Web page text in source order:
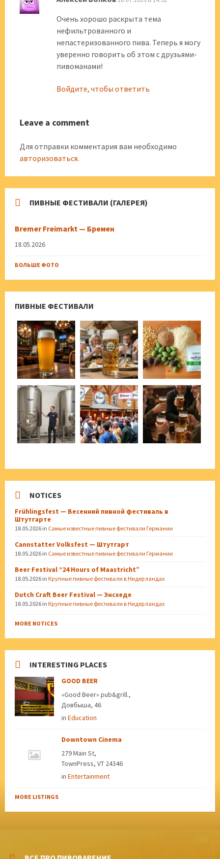
Очень хорошо раскрыта тема
нефильтрованного и
непастеризованного пива. Теперь я могу
уверенно говорить об этом с друзьями-
пивоманами!
Войдите, чтобы ответить
Leave a comment
Для отправки комментария вам необходимо
авторизоваться.
ПИВНЫЕ ФЕСТИВАЛИ (ГАЛЕРЕЯ)
Bremer Freimarkt — Бремен
18.05.2026
БОЛЬШЕ ФОТО
ПИВНЫЕ ФЕСТИВАЛИ
NOTICES
Frühlingsfest — Весенний пивной фестиваль в
Штутгарте
18.05.2026 in Самые известные пивные фестивали Германии
Cannstatter Volksfest — Штутгарт
18.05.2026 in Самые известные пивные фестивали Германии
Beer Festival “24 Hours of Maastricht”
18.05.2026 in Крупные пивные фестивали в Нидерландах
Dutch Craft Beer Festival — Энсхеде
18.05.2026 in Крупные пивные фестивали в Нидерландах
MORE NOTICES
INTERESTING PLACES
GOOD BEER
«Good Beer» pub&grill.,
Довбыша, 46
in Education
Downtown Cinema
279 Main St,
TownPress, VT 24346
in Entertainment
MORE LISTINGS